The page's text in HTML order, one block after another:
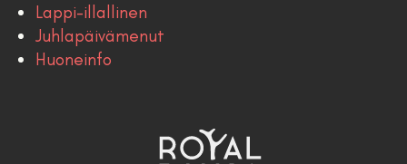
Lappi-illallinen
Juhlapäivämenut
Huoneinfo